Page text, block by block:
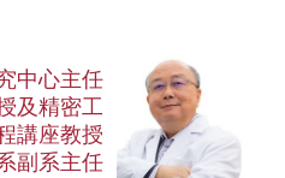
中心主任
及精密工
講座教授
副系主任